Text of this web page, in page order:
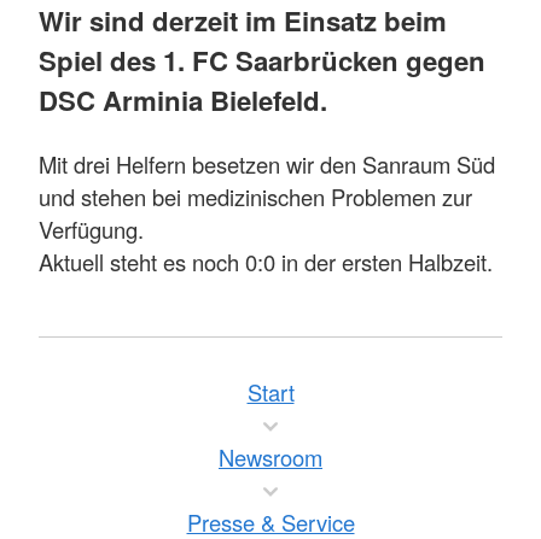
Wir sind derzeit im Einsatz beim
Spiel des 1. FC Saarbrücken gegen
DSC Arminia Bielefeld.
Mit drei Helfern besetzen wir den Sanraum Süd
und stehen bei medizinischen Problemen zur
Verfügung.
Aktuell steht es noch 0:0 in der ersten Halbzeit.
Start
Newsroom
Presse & Service